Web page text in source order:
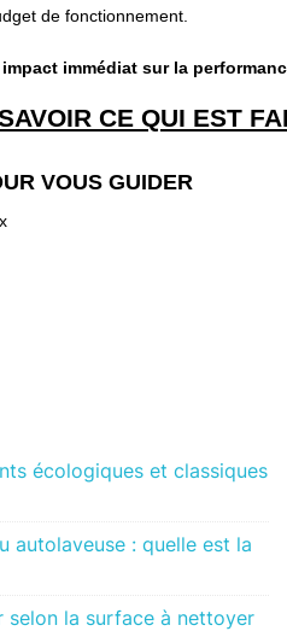
de fonctionnement.
immédiat sur la
CE QUI EST
VOUS GUIDER
écologiques et classiques
autolaveuse : quelle est la
selon la surface à nettoyer